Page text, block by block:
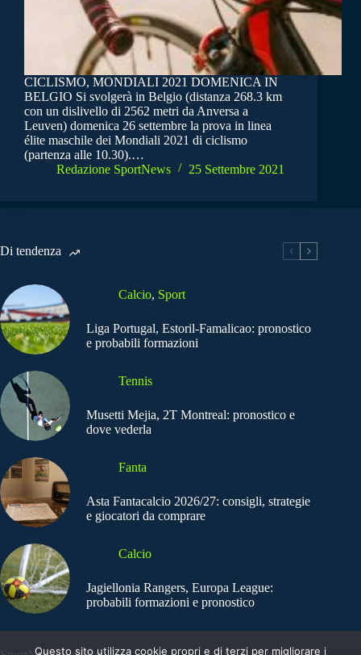
CICLISMO, MONDIALI 2021 DOMENICA IN
BELGIO Si svolgerà in Belgio (distanza 268.3 km
con un dislivello di 2562 metri da Anversa a
Leuven) domenica 26 settembre la prova in linea
élite maschile dei Mondiali 2021 di ciclismo
(partenza alle 10.30).…
Redazione SportNews
25 Settembre 2021
Di tendenza
Calcio, Sport
Liga Portugal, Estoril-Famalicao: pronostico
e probabili formazioni
Tennis
Musetti Mejia, 2T Montreal: pronostico e
dove vederla
Fanta
Asta Fantacalcio 2026/27: consigli, strategie
e giocatori da comprare
Calcio
Jagiellonia Rangers, Europa League:
probabili formazioni e pronostico
Questo sito utilizza cookie propri e di terzi per migliorare i